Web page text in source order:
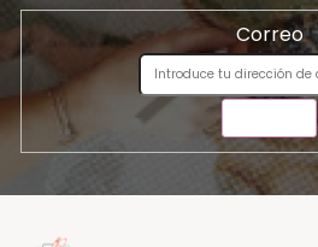
Correo